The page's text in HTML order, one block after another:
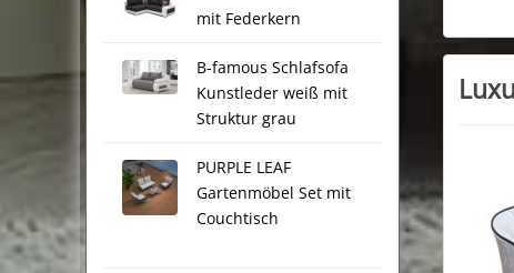
mit Federkern
B-famous Schlafsofa
Kunstleder weiß mit
Struktur grau
PURPLE LEAF
Gartenmöbel Set mit
Couchtisch